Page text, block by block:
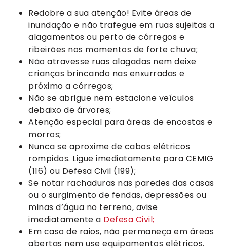
Redobre a sua atenção! Evite áreas de
inundação e não trafegue em ruas sujeitas a
alagamentos ou perto de córregos e
ribeirões nos momentos de forte chuva;
Não atravesse ruas alagadas nem deixe
crianças brincando nas enxurradas e
próximo a córregos;
Não se abrigue nem estacione veículos
debaixo de árvores;
Atenção especial para áreas de encostas e
morros;
Nunca se aproxime de cabos elétricos
rompidos. Ligue imediatamente para CEMIG
(116) ou Defesa Civil (199);
Se notar rachaduras nas paredes das casas
ou o surgimento de fendas, depressões ou
minas d’água no terreno, avise
imediatamente a Defesa Civil;
Em caso de raios, não permaneça em áreas
abertas nem use equipamentos elétricos.